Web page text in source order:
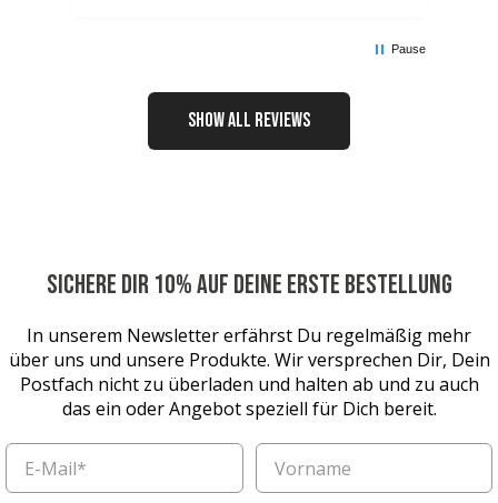
Pause
SHOW ALL REVIEWS
SICHERE DIR 10% AUF DEINE ERSTE BESTELLUNG
In unserem Newsletter erfährst Du regelmäßig mehr
über uns und unsere Produkte. Wir versprechen Dir, Dein
Postfach nicht zu überladen und halten ab und zu auch
das ein oder Angebot speziell für Dich bereit.